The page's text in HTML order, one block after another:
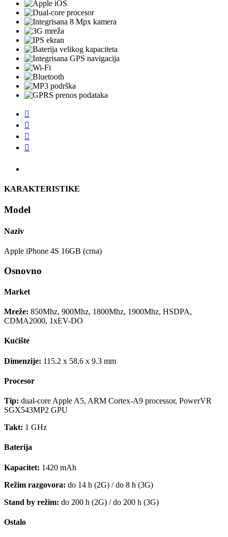




KARAKTERISTIKE
Model
Naziv
Apple iPhone 4S 16GB (crna)
Osnovno
Market
Mreže: 850Mhz, 900Mhz, 1800Mhz, 1900Mhz, HSDPA,
CDMA2000, 1xEV-DO
Kućište
Dimenzije: 115.2 x 58.6 x 9.3 mm
Procesor
Tip: dual-core Apple A5, ARM Cortex-A9 processor, PowerVR
SGX543MP2 GPU
Takt: 1 GHz
Baterija
Kapacitet: 1420 mAh
Režim razgovora: do 14 h (2G) / do 8 h (3G)
Stand by režim: do 200 h (2G) / do 200 h (3G)
Ostalo